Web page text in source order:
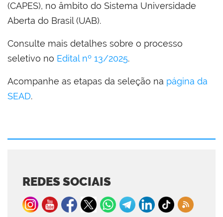
(CAPES), no âmbito do Sistema Universidade
Aberta do Brasil (UAB).
Consulte mais detalhes sobre o processo
seletivo no Edital nº 13/2025.
Acompanhe as etapas da seleção na página da
SEAD.
REDES SOCIAIS